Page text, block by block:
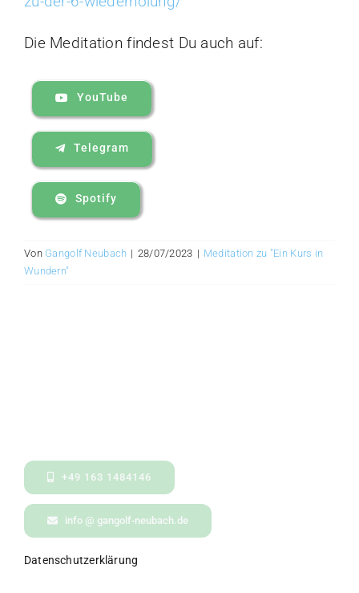
Die Meditation findest Du auch auf:
YouTube
Telegram
Spotify
Von Gangolf Neubach | 28/07/2023 | Meditation zu "Ein Kurs in
Wundern"
+49 163 1484146
info @ gangolf-neubach.de
Datenschutzerklärung